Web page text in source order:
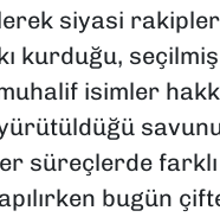
siyasi
kurduğu,
isimler
süreçlerde farklı
bugün